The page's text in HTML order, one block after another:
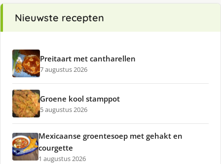
Nieuwste recepten
Preitaart met cantharellen
7 augustus 2026
Groene kool stamppot
5 augustus 2026
Mexicaanse groentesoep met gehakt en
courgette
1 augustus 2026